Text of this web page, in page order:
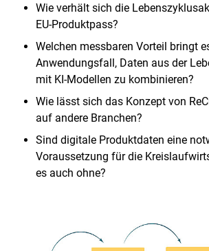
Wie verhält sich die
EU-Produktpass?
Welchen messbaren Vorteil bringt
Anwendungsfall, Daten aus der
mit KI-Modellen zu kombinieren?
Wie lässt sich das Konzept von
auf andere Branchen?
Sind digitale Produktdaten eine
Voraussetzung für die
es auch ohne?